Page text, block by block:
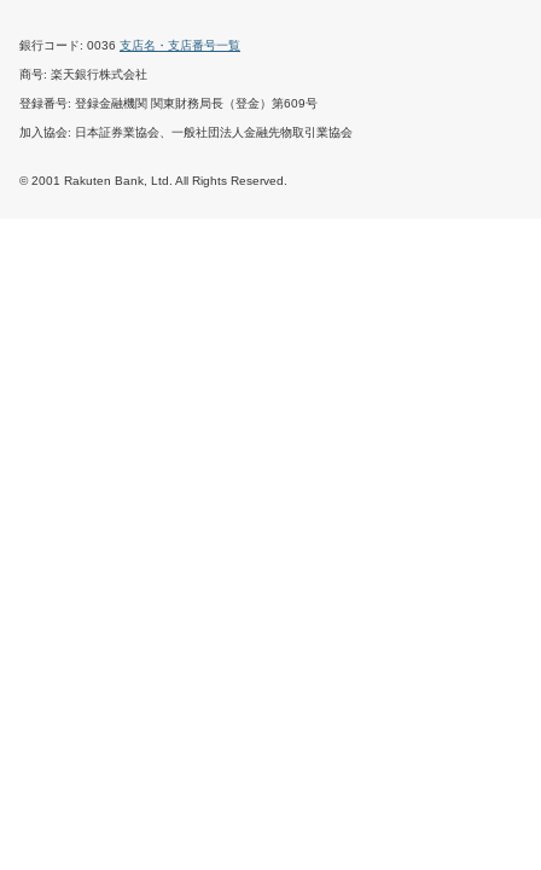
銀行コード 0036 支店名・支店番号一覧
商号 楽天銀行株式会社
登録番号 登録金融機関 関東財務局長（登金）第609号
加入協会 日本証券業協会、一般社団法人金融先物取引業協会
© 2001 Rakuten Bank, Ltd. All Rights Reserved.